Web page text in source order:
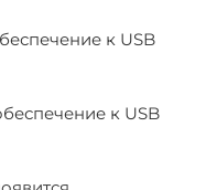
к USB
к USB